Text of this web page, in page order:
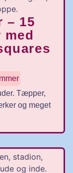
– 15
Tæpper,
og meget